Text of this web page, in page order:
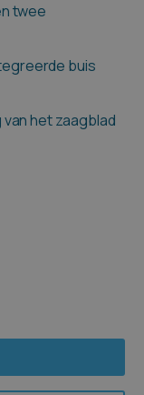
twee
buis
het zaagblad